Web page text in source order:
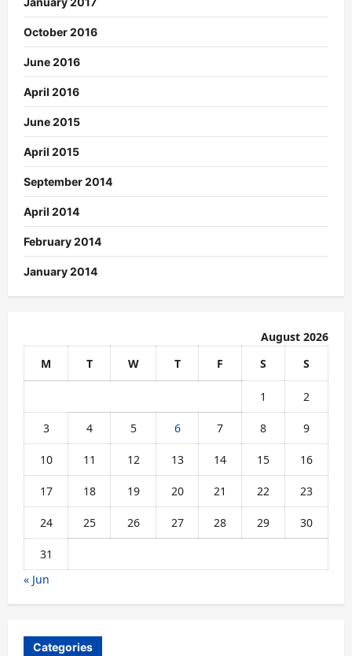
October 2016
June 2016
April 2016
June 2015
April 2015
September 2014
April 2014
February 2014
January 2014
August 2026
M
T W T F S S
1 2
3 4 5 6 7 8 9
10 11 12 13 14 15 16
17 18 19 20 21 22 23
24 25 26 27 28 29 30
31
« Jun
Categories